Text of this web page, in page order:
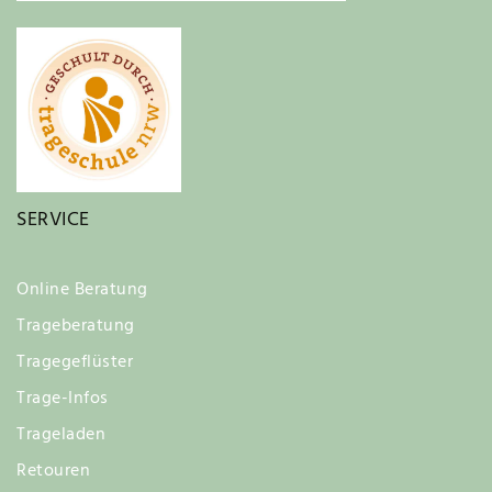
SERVICE
Online Beratung
Trageberatung
Tragegeflüster
Trage-Infos
Trageladen
Retouren